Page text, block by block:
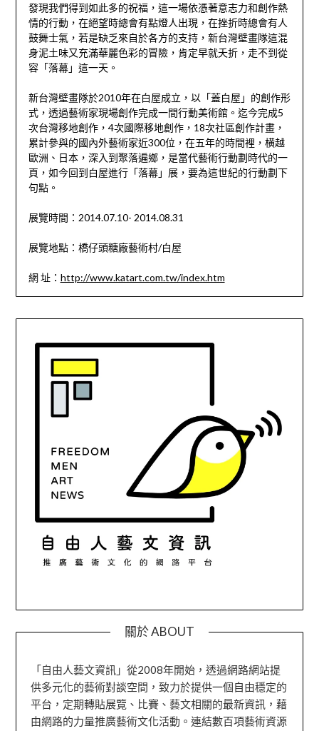
發現我們得到如此多的祝福，這一場依憑著意志力和創作熱
情的行動，在絕望時總會有點燈人出現，在挫折時總會有人
鼓舞士氣，若是缺乏來自於各方的支持，新台灣壁畫隊這混
身泥土味又充滿華麗色彩的冒險，肯定早就夭折，走不到從
容「落幕」這一天。
新台灣壁畫隊於2010年在白屋成立，以「蓋白屋」的創作形
式，透過藝術家現場創作完成一間行動美術館。迄今完成5
次台灣移地創作，4次國際移地創作，18次社區創作計畫，
累計參與的國內外藝術家近300位，在五年的時間裡，横越
歐洲、日本，深入到聚落遍鄉，是當代藝術行動劃時代的一
頁，如今回到白屋進行「落幕」展，要為這世紀的行動劃下
句點。
展覽時間：2014.07.10- 2014.08.31
展覽地點：橋仔頭糖廠藝術村/白屋
網 址： http://www.katart.com.tw/index.htm
關於 ABOUT
「自由人藝文資訊」從2008年開始，透過網路網站提
供多元化的藝術對談空間，致力於提供一個自由穩定的
平台，定期轉貼展覽、比賽、藝文相關的最新資訊，藉
由網路的力量推廣藝術文化活動。連結數百項藝術資源